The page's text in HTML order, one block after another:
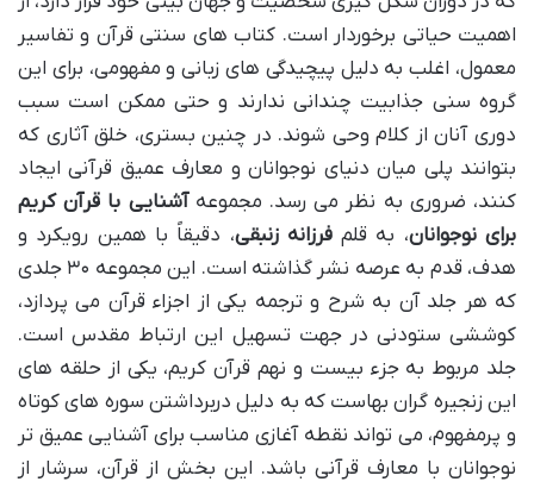
اهمیت حیاتی برخوردار است. کتاب های سنتی قرآن و تفاسیر
معمول، اغلب به دلیل پیچیدگی های زبانی و مفهومی، برای این
گروه سنی جذابیت چندانی ندارند و حتی ممکن است سبب
دوری آنان از کلام وحی شوند. در چنین بستری، خلق آثاری که
بتوانند پلی میان دنیای نوجوانان و معارف عمیق قرآنی ایجاد
کنند، ضروری به نظر می رسد. مجموعهآشنایی با قرآن کریم
برای نوجوانان، به قلمفرزانه زنبقی، دقیقاً با همین رویکرد و
هدف، قدم به عرصه نشر گذاشته است. این مجموعه ۳۰ جلدی
که هر جلد آن به شرح و ترجمه یکی از اجزاء قرآن می پردازد،
کوششی ستودنی در جهت تسهیل این ارتباط مقدس است.
جلد مربوط به جزء بیست و نهم قرآن کریم، یکی از حلقه های
این زنجیره گران بهاست که به دلیل دربرداشتن سوره های کوتاه
و پرمفهوم، می تواند نقطه آغازی مناسب برای آشنایی عمیق تر
نوجوانان با معارف قرآنی باشد. این بخش از قرآن، سرشار از